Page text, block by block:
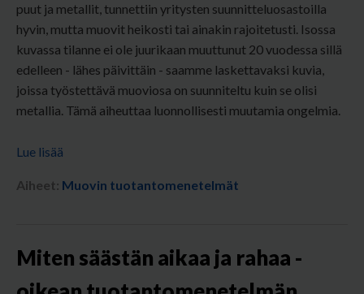
puut ja metallit, tunnettiin yritysten suunnitteluosastoilla
hyvin, mutta muovit heikosti tai ainakin rajoitetusti. Isossa
kuvassa tilanne ei ole juurikaan muuttunut 20 vuodessa sillä
edelleen - lähes päivittäin - saamme laskettavaksi kuvia,
joissa työstettävä muoviosa on suunniteltu kuin se olisi
metallia. Tämä aiheuttaa luonnollisesti muutamia ongelmia.
Lue lisää
Aiheet: Muovin tuotantomenetelmät
Miten säästän aikaa ja rahaa -